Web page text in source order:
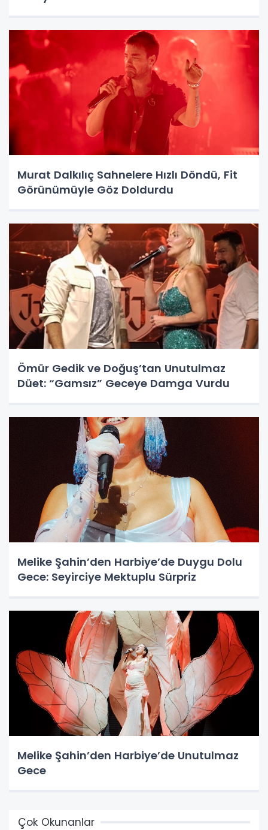
Murat Dalkılıç Sahnelere Hızlı Döndü, Fit
Görünümüyle Göz Doldurdu
Ömür Gedik ve Doğuş’tan Unutulmaz
Düet: “Gamsız” Geceye Damga Vurdu
Melike Şahin’den Harbiye’de Duygu Dolu
Gece: Seyirciye Mektuplu Sürpriz
Melike Şahin’den Harbiye’de Unutulmaz
Gece
Çok Okunanlar